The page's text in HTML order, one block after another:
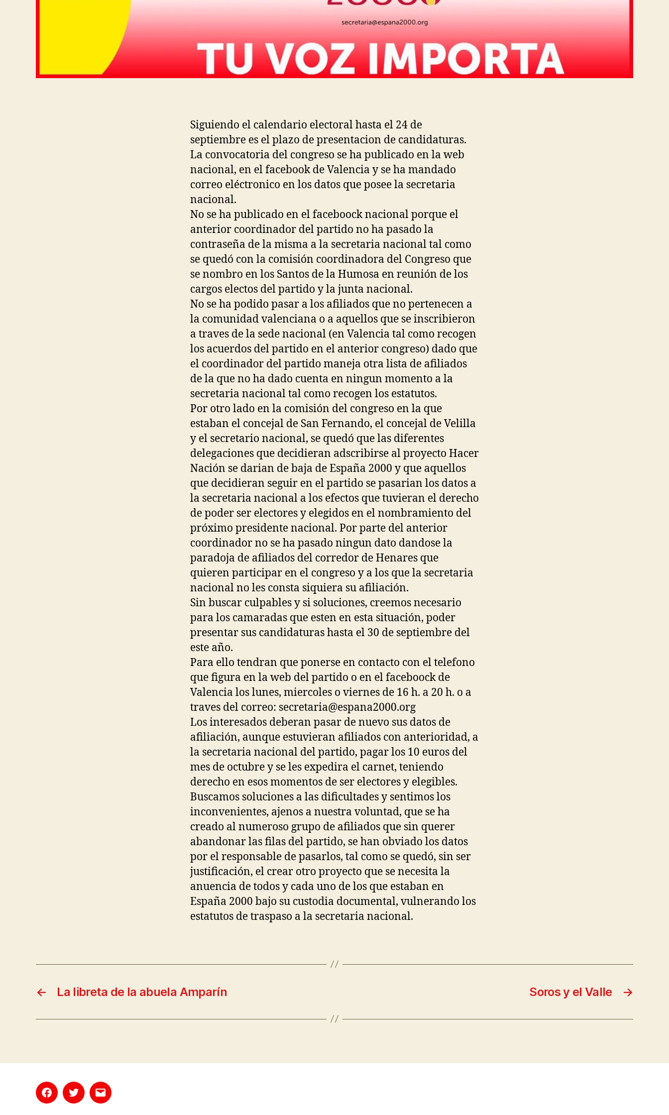
Siguiendo el calendario electoral hasta el 24 de
septiembre es el plazo de presentacion de candidaturas.
La convocatoria del congreso se ha publicado en la web
nacional, en el facebook de Valencia y se ha mandado
correo eléctronico en los datos que posee la secretaria
nacional.
No se ha publicado en el faceboock nacional porque el
anterior coordinador del partido no ha pasado la
contraseña de la misma a la secretaria nacional tal como
se quedó con la comisión coordinadora del Congreso que
se nombro en los Santos de la Humosa en reunión de los
cargos electos del partido y la junta nacional.
No se ha podido pasar a los afiliados que no pertenecen a
la comunidad valenciana o a aquellos que se inscribieron
a traves de la sede nacional (en Valencia tal como recogen
los acuerdos del partido en el anterior congreso) dado que
el coordinador del partido maneja otra lista de afiliados
de la que no ha dado cuenta en ningun momento a la
secretaria nacional tal como recogen los estatutos.
Por otro lado en la comisión del congreso en la que
estaban el concejal de San Fernando, el concejal de Velilla
y el secretario nacional, se quedó que las diferentes
delegaciones que decidieran adscribirse al proyecto Hacer
Nación se darian de baja de España 2000 y que aquellos
que decidieran seguir en el partido se pasarian los datos a
la secretaria nacional a los efectos que tuvieran el derecho
de poder ser electores y elegidos en el nombramiento del
próximo presidente nacional. Por parte del anterior
coordinador no se ha pasado ningun dato dandose la
paradoja de afiliados del corredor de Henares que
quieren participar en el congreso y a los que la secretaria
nacional no les consta siquiera su afiliación.
Sin buscar culpables y si soluciones, creemos necesario
para los camaradas que esten en esta situación, poder
presentar sus candidaturas hasta el 30 de septiembre del
este año.
Para ello tendran que ponerse en contacto con el telefono
que figura en la web del partido o en el faceboock de
Valencia los lunes, miercoles o viernes de 16 h. a 20 h. o a
traves del correo: secretaria@espana2000.org
Los interesados deberan pasar de nuevo sus datos de
afiliación, aunque estuvieran afiliados con anterioridad, a
la secretaria nacional del partido, pagar los 10 euros del
mes de octubre y se les expedira el carnet, teniendo
derecho en esos momentos de ser electores y elegibles.
Buscamos soluciones a las dificultades y sentimos los
inconvenientes, ajenos a nuestra voluntad, que se ha
creado al numeroso grupo de afiliados que sin querer
abandonar las filas del partido, se han obviado los datos
por el responsable de pasarlos, tal como se quedó, sin ser
justificación, el crear otro proyecto que se necesita la
anuencia de todos y cada uno de los que estaban en
España 2000 bajo su custodia documental, vulnerando los
estatutos de traspaso a la secretaria nacional.
← La libreta de la abuela Amparín →
Soros y el Valle